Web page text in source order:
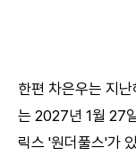
한편 차은우는 지
는 2027년 1월 27
릭스 '원더풀스'가